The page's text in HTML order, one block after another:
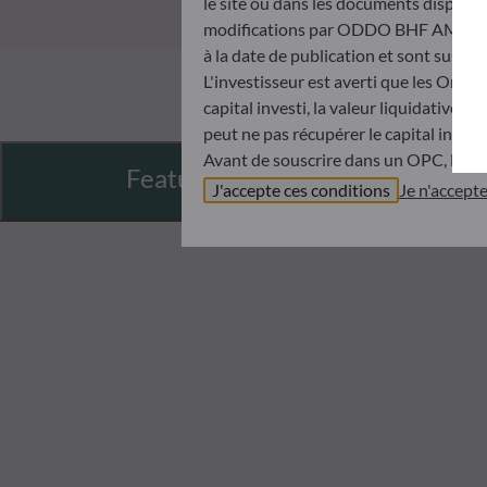
Features
modifications par ODDO BHF AM à
à la date de publication et sont
L'investisseur est averti que les
capital investi, la valeur liquidative
peut ne pas récupérer le capital
Avant de souscrire dans un OPC,
Document d’informations Clés (DIC)
Les valeurs liquidatives affichées sur
de contacter un conseiller fiscal
J'accepte ces conditions Je